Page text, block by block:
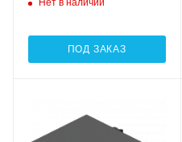
Нет в наличии
ПОД ЗАКАЗ